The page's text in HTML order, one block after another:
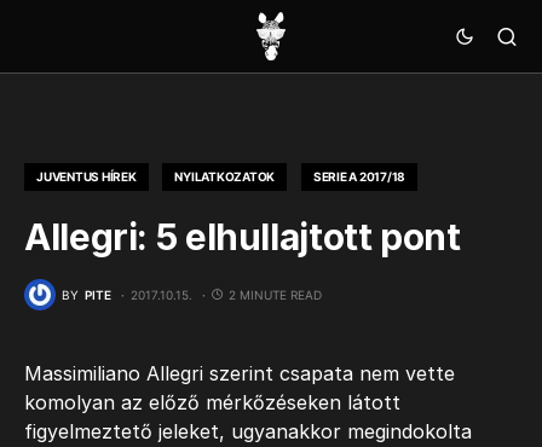
JUVENTUS HÍREK NYILATKOZATOK SERIE A 2017/18
Allegri: 5 elhullajtott pont
BY PITE 2017.10.15. 2 MINUTE READ
Massimiliano Allegri szerint csapata nem vette
komolyan az előző mérkőzéseken látott
figyelmeztető jeleket, ugyanakkor megindokolta